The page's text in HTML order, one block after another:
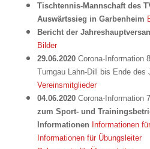
Tischtennis-Mannschaft des
Auswärtssieg in Garbenheim
Bericht der
Bilder
29.06.2020 Corona-Information
Turngau Lahn-Dill bis Ende des
Vereinsmitglieder
04.06.2020 Corona-Information 7
zum Sport- und
Informationen Informationen
Informationen für Übungsleiter